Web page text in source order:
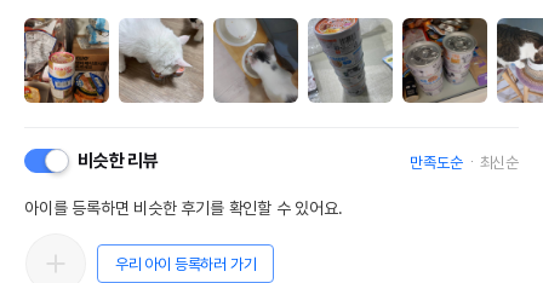
비슷한 리뷰 만족도순 최신순
아이를 등록하면 비슷한 후기를 확인할 수 있어요.
우리 아이 등록하러 가기